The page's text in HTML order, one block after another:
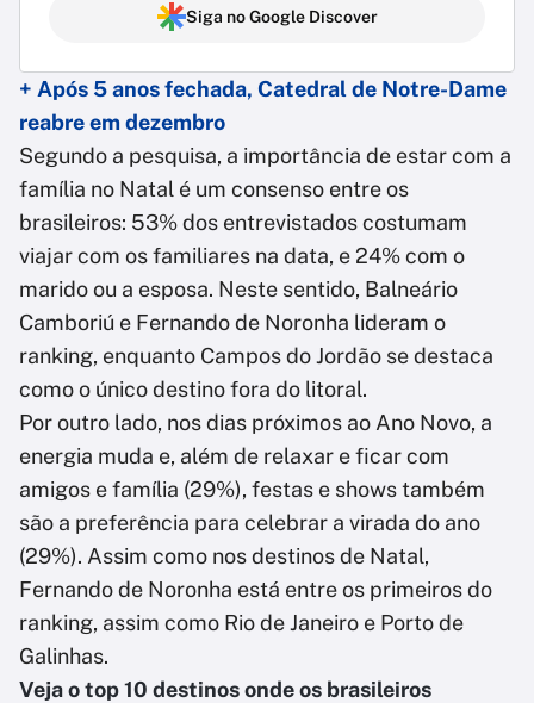
Siga no Google Discover
+ Após 5 anos fechada, Catedral de Notre-Dame
reabre em dezembro
Segundo a pesquisa, a importância de estar com a
família no Natal é um consenso entre os
brasileiros: 53% dos entrevistados costumam
viajar com os familiares na data, e 24% com o
marido ou a esposa. Neste sentido, Balneário
Camboriú e Fernando de Noronha lideram o
ranking, enquanto Campos do Jordão se destaca
como o único destino fora do litoral.
Por outro lado, nos dias próximos ao Ano Novo, a
energia muda e, além de relaxar e ficar com
amigos e família (29%), festas e shows também
são a preferência para celebrar a virada do ano
(29%). Assim como nos destinos de Natal,
Fernando de Noronha está entre os primeiros do
ranking, assim como Rio de Janeiro e Porto de
Galinhas.
Veja o top 10 destinos onde os brasileiros